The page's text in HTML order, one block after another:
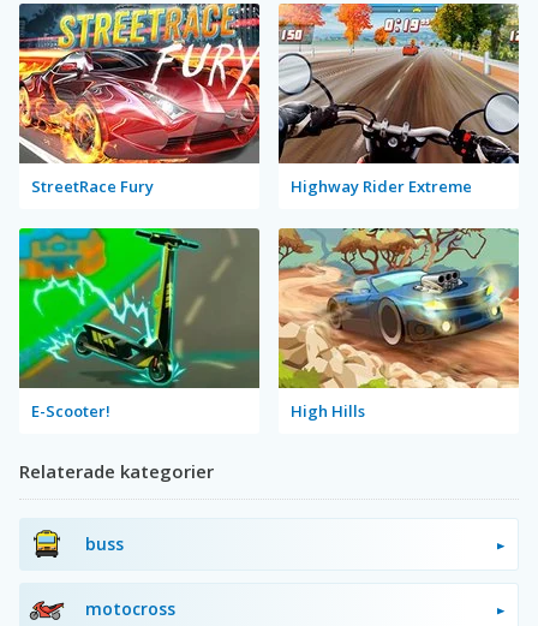
StreetRace Fury Highway Rider Extreme
E-Scooter! High Hills
Relaterade kategorier
buss
motocross